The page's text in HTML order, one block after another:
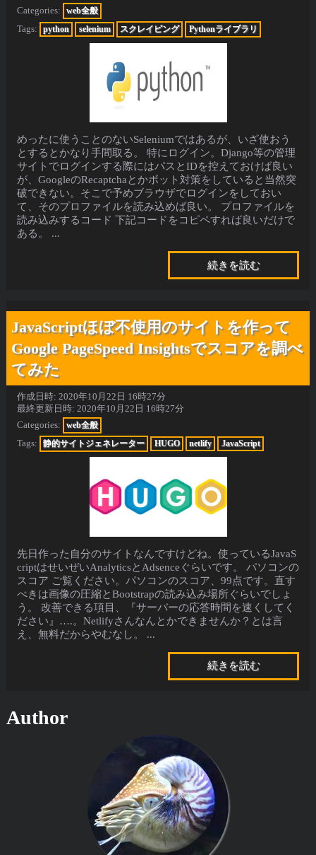
Categories:
web全般
Tags:
python selenium スクレイピング Pythonライブラリ
めったに使うことのないSeleniumではあるが、いざ使おう
とするとかなり手間取る。 特にログイン。Django等の管理
サイトでログインする際にはパスとIDを控えておけば良い
が、GoogleのRecaptchaとかボット対策をしていると当然突
破できない。そこで予めブラウザでログインをしておい
て、そのプロファイルを読み込めば良い。 プロファイルを
読み込みするコード 下記コードをコピペすれば良いだけで
ある。 ...
続きを読む
JavaScriptほぼ不使用のサイトを作って
Google PageSpeed Insightsでスコアを調べ
てみた
作成日時: 2020年10月22日 16時27分
最終更新日時: 2020年10月22日 16時27分
Categories:
web全般
Tags:
静的サイトジェネレーター HUGO netlify JavaScript
先日作った自分のサイトなんですけどね。使っているJavaS
criptはせいぜいAnalyticsとAdsenceぐらいです。 パソコンの
スコア ご覧ください。パソコンのスコア、99点です。直す
べきは画像の圧縮とBootstrapの読み込み場所ぐらいでしょ
う。 改善できる項目、『サーバーの応答時間を速くしてく
ださい』….。Netlifyさんなんとかできませんか？とは言
え、無料だからやむなし。 ...
続きを読む
Author